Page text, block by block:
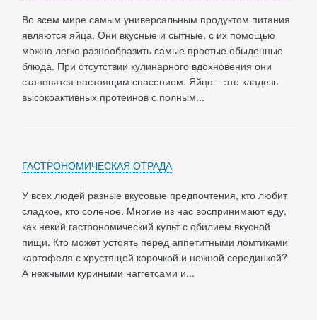
Во всем мире самым универсальным продуктом питания
являются яйца. Они вкусные и сытные, с их помощью
можно легко разнообразить самые простые обыденные
блюда. При отсутствии кулинарного вдохновения они
становятся настоящим спасением. Яйцо – это кладезь
высокоактивных протеинов с полным...
ГАСТРОНОМИЧЕСКАЯ ОТРАДА
У всех людей разные вкусовые предпочтения, кто любит
сладкое, кто соленое. Многие из нас воспринимают еду,
как некий гастрономический культ с обилием вкусной
пищи. Кто может устоять перед аппетитными ломтиками
картофеля с хрустящей корочкой и нежной серединкой?
А нежными куриными наггетсами и...